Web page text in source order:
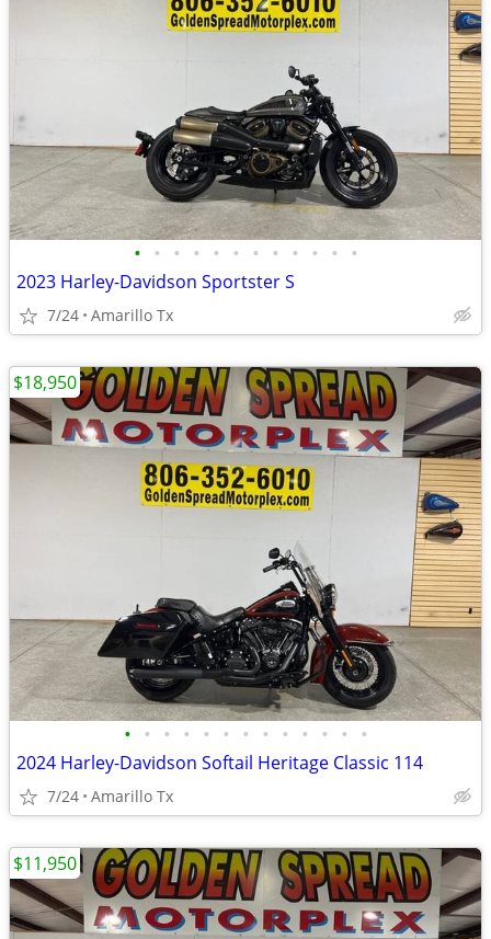
• • • • • • • • • • • •
2023 Harley-Davidson Sportster S
7/24 Amarillo Tx
• • • • • • • • • • • • •
2024 Harley-Davidson Softail Heritage Classic 114
7/24 Amarillo Tx
$18,950
$11,950